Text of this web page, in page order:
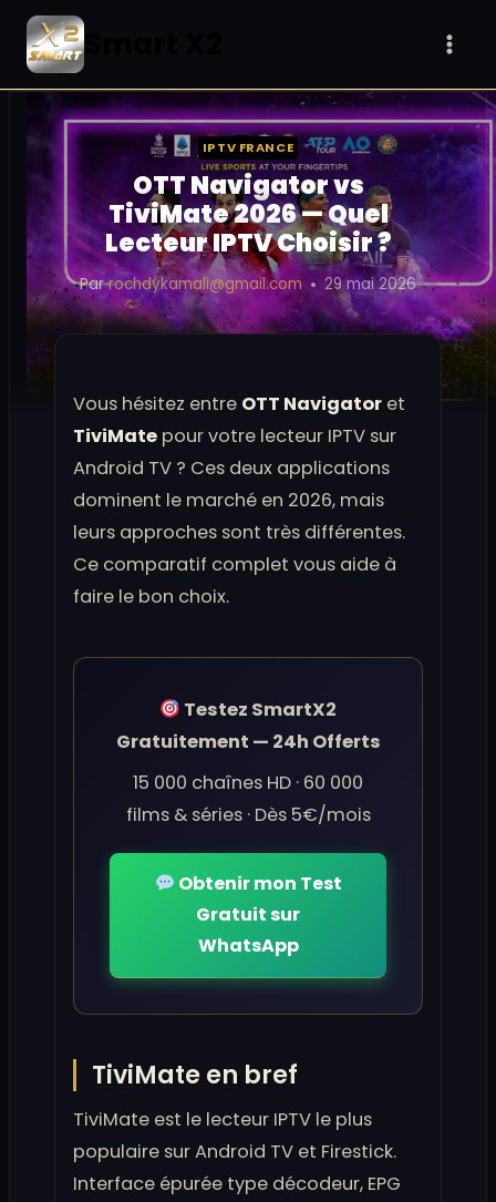
Aller
contenu
IPTV FRANCE
OTT Navigator vs
TiviMate 2026 — Quel
Lecteur IPTV Choisir ?
Parrochdykamali@gmail.com 29 mai 2026
Vous hésitez entre OTT Navigator et
TiviMate pour votre lecteur IPTV sur
Android TV ? Ces deux applications
dominent le marché en 2026, mais
leurs approches sont très différentes.
Ce comparatif complet vous aide à
faire le bon choix.
Testez SmartX2
Gratuitement — 24h Offerts
15 000 chaînes HD · 60 000
films & séries · Dès 5€/mois
Obtenir mon Test
Gratuit sur
WhatsApp
TiviMate en bref
TiviMate est le lecteur IPTV le plus
populaire sur Android TV et Firestick.
Interface épurée type décodeur, EPG